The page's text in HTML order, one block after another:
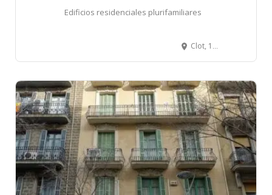
Edificios residenciales plurifamiliares
Clot, 159 - BARCELONA